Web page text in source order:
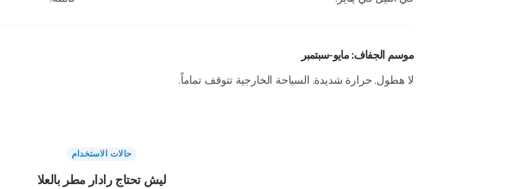
موسم الجفاف: مايو-سبتمبر
لا هطول. حرارة شديدة. السياحة الخارجية تتوقف تماماً.
حالات الاستخدام
ليش تحتاج رادار مطر بالعلا